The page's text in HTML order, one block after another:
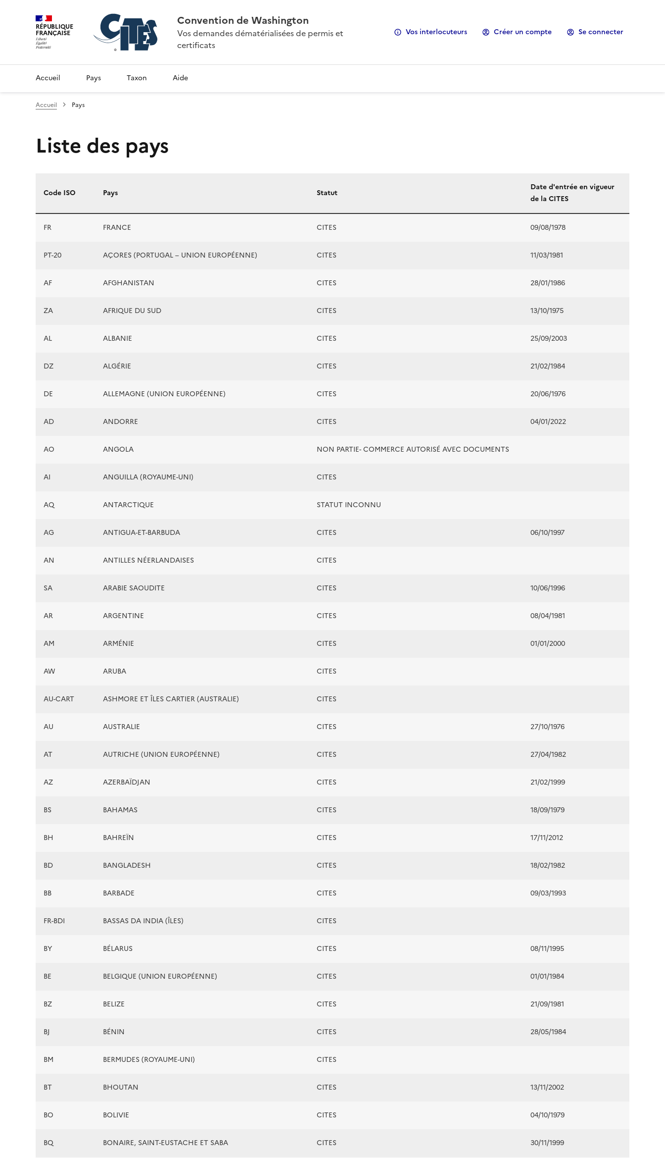
RÉPUBLIQUE
FRANÇAISE
Convention de Washington
Vos demandes dématérialisées de permis et
certificats
Vos interlocuteurs Créer un compte Se connecter
Accueil Pays Taxon Aide
Accueil Pays
Liste des pays
Liste des pays
Code ISO Pays Statut
Date d'entrée en vigueur
de la CITES
FR FRANCE CITES 09/08/1978
PT-20 AÇORES (PORTUGAL – UNION EUROPÉENNE) CITES 11/03/1981
AF AFGHANISTAN CITES 28/01/1986
ZA AFRIQUE DU SUD CITES 13/10/1975
AL ALBANIE CITES 25/09/2003
DZ ALGÉRIE CITES 21/02/1984
DE ALLEMAGNE (UNION EUROPÉENNE) CITES 20/06/1976
AD ANDORRE CITES 04/01/2022
AO ANGOLA NON PARTIE- COMMERCE AUTORISÉ AVEC DOCUMENTS
AI ANGUILLA (ROYAUME-UNI) CITES
AQ ANTARCTIQUE STATUT INCONNU
AG ANTIGUA-ET-BARBUDA CITES 06/10/1997
AN ANTILLES NÉERLANDAISES CITES
SA ARABIE SAOUDITE CITES 10/06/1996
AR ARGENTINE CITES 08/04/1981
AM ARMÉNIE CITES 01/01/2000
AW ARUBA CITES
AU-CART ASHMORE ET ÎLES CARTIER (AUSTRALIE) CITES
AU AUSTRALIE CITES 27/10/1976
AT AUTRICHE (UNION EUROPÉENNE) CITES 27/04/1982
AZ AZERBAÏDJAN CITES 21/02/1999
BS BAHAMAS CITES 18/09/1979
BH BAHREÏN CITES 17/11/2012
BD BANGLADESH CITES 18/02/1982
BB BARBADE CITES 09/03/1993
FR-BDI BASSAS DA INDIA (ÎLES) CITES
BY BÉLARUS CITES 08/11/1995
BE BELGIQUE (UNION EUROPÉENNE) CITES 01/01/1984
BZ BELIZE CITES 21/09/1981
BJ BÉNIN CITES 28/05/1984
BM BERMUDES (ROYAUME-UNI) CITES
BT BHOUTAN CITES 13/11/2002
BO BOLIVIE CITES 04/10/1979
BQ BONAIRE, SAINT-EUSTACHE ET SABA CITES 30/11/1999